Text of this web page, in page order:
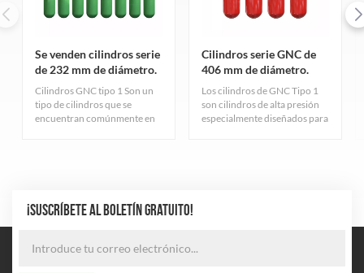
Se venden cilindros serie
de 232 mm de diámetro.
Cilindros GNC tipo 1 Son un
tipo de cilindros que se
encuentran comúnmente en
calidad.
Cilindros serie GNC de
406 mm de diámetro.
Los cilindros de GNC Tipo 1
son cilindros de alta presión
especialmente diseñados para
¡SUSCRÍBETE AL BOLETÍN GRATUITO!